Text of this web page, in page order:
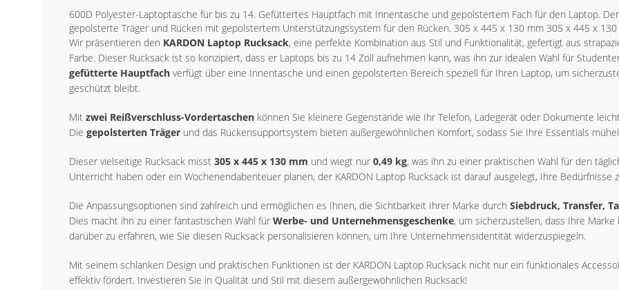
600D Polyester-Laptoptasche für bis zu 14. Gefüttertes Hauptfach mit Innentasche und gepolstertem Fach für den Laptop.
gepolsterte Träger und Rücken mit gepolstertem Unterstützungssystem für den Rücken. 305 x 445 x 130 mm 305 x 445 x
Wir präsentieren den KARDON Laptop Rucksack, eine perfekte Kombination aus Stil und Funktionalität, gefertigt aus
Farbe. Dieser Rucksack ist so konzipiert, dass er Laptops bis zu 14 Zoll aufnehmen kann, was ihn zur idealen Wahl für
gefütterte Hauptfach verfügt über eine Innentasche und einen gepolsterten Bereich speziell für Ihren Laptop, um
geschützt bleibt.
Mit zwei Reißverschluss-Vordertaschen können Sie kleinere Gegenstände wie Ihr Telefon, Ladegerät oder Dokumente
Die gepolsterten Träger und das Rückensupportsystem bieten außergewöhnlichen Komfort, sodass Sie Ihre Essentials
Dieser vielseitige Rucksack misst 305 x 445 x 130 mm und wiegt nur 0,49 kg, was ihn zu einer praktischen Wahl für den
Unterricht haben oder ein Wochenendabenteuer planen, der KARDON Laptop Rucksack ist darauf ausgelegt, Ihre Bedürfnisse
Die Anpassungsoptionen sind zahlreich und ermöglichen es Ihnen, die Sichtbarkeit Ihrer Marke durch Siebdruck, Transfer,
Dies macht ihn zu einer fantastischen Wahl für Werbe- und Unternehmensgeschenke, um sicherzustellen, dass Ihre
darüber zu erfahren, wie Sie diesen Rucksack personalisieren können, um Ihre Unternehmensidentität widerzuspiegeln.
Mit seinem schlanken Design und praktischen Funktionen ist der KARDON Laptop Rucksack nicht nur ein funktionales
effektiv fördert. Investieren Sie in Qualität und Stil mit diesem außergewöhnlichen Rucksack!